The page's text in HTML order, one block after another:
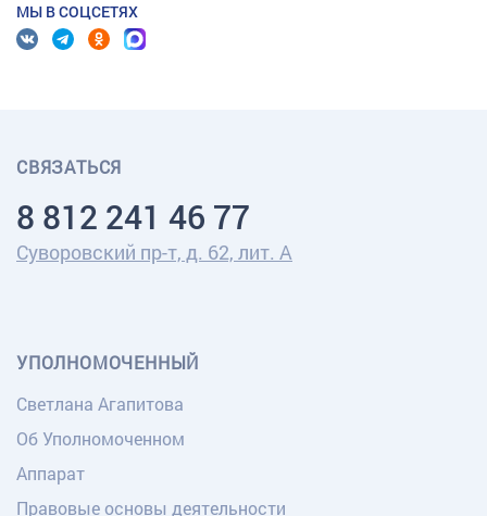
МЫ В СОЦСЕТЯХ
СВЯЗАТЬСЯ
8 812 241 46 77
Суворовский пр-т, д. 62, лит. А
УПОЛНОМОЧЕННЫЙ
Светлана Агапитова
Об Уполномоченном
Аппарат
Правовые основы деятельности